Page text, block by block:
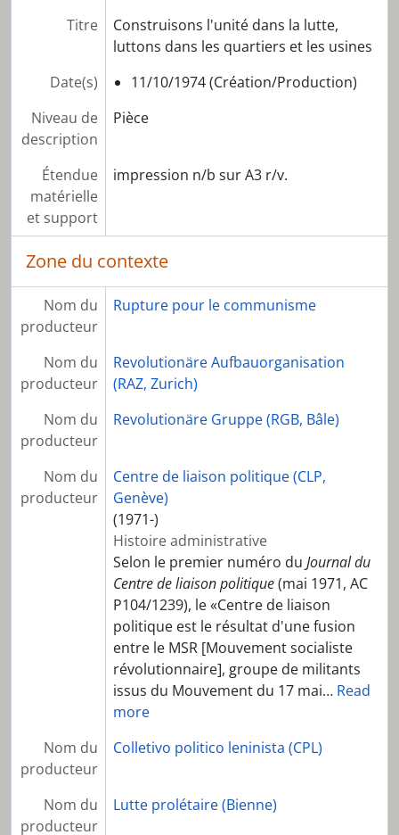
Titre
Construisons l'unité dans la lutte,
luttons dans les quartiers et les usines
Date(s)
11/10/1974 (Création/Production)
Niveau de
description
Pièce
Étendue
matérielle
et support
impression n/b sur A3 r/v.
Zone du contexte
Nom du
producteur
Rupture pour le communisme
Nom du
producteur
Revolutionäre Aufbauorganisation
(RAZ, Zurich)
Nom du
producteur
Revolutionäre Gruppe (RGB, Bâle)
Nom du
producteur
Centre de liaison politique (CLP,
Genève)
(1971-)
Histoire administrative
Selon le premier numéro du Journal du
Centre de liaison politique(mai 1971, AC
P104/1239), le «Centre de liaison
politique est le résultat d'une fusion
entre le MSR [Mouvement socialiste
révolutionnaire], groupe de militants
issus du Mouvement du 17 mai… Read
more
Nom du
producteur
Colletivo politico leninista (CPL)
Nom du
producteur
Lutte prolétaire (Bienne)